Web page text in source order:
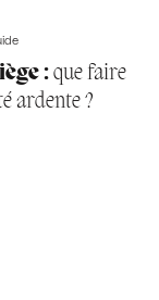
:que faire
ardente ?